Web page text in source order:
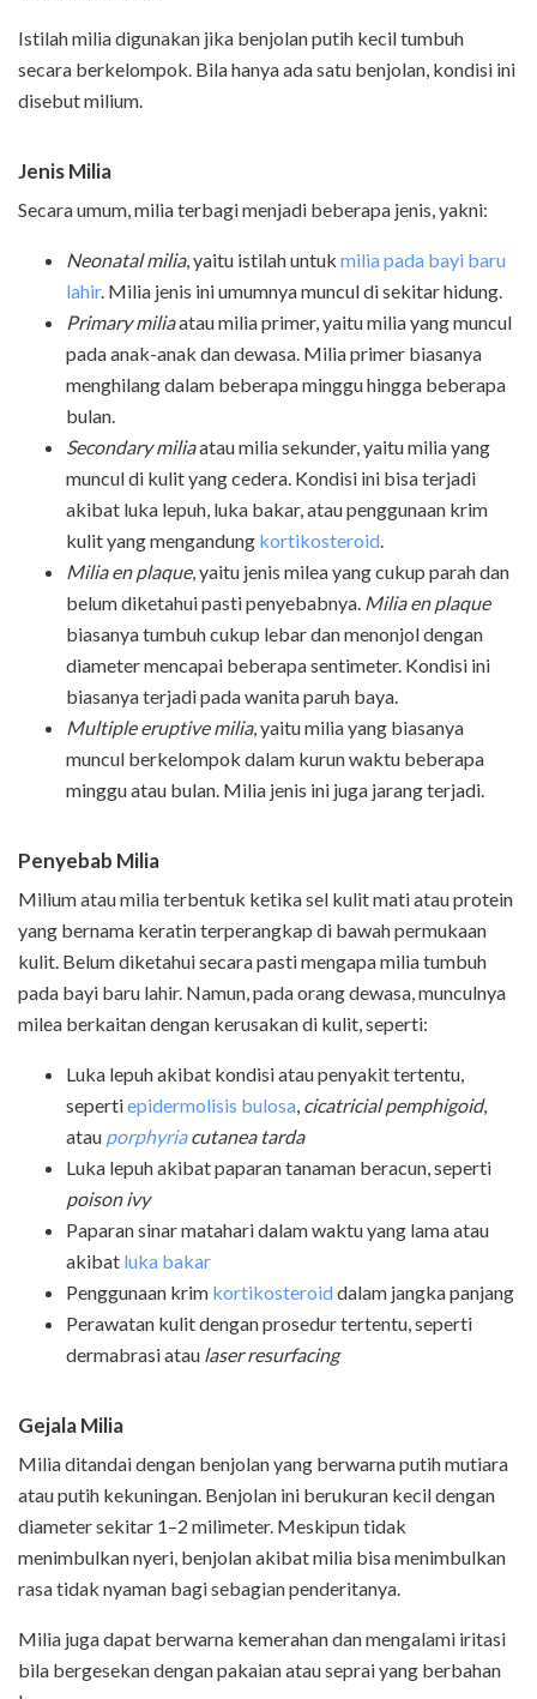
Istilah milia digunakan jika benjolan putih kecil tumbuh
secara berkelompok. Bila hanya ada satu benjolan, kondisi ini
disebut milium.
Jenis Milia
Secara umum, milia terbagi menjadi beberapa jenis, yakni:
Neonatal milia, yaitu istilah untuk milia pada bayi baru
lahir. Milia jenis ini umumnya muncul di sekitar hidung.
Primary miliaatau milia primer, yaitu milia yang muncul
pada anak-anak dan dewasa. Milia primer biasanya
menghilang dalam beberapa minggu hingga beberapa
bulan.
Secondary miliaatau milia sekunder, yaitu milia yang
muncul di kulit yang cedera. Kondisi ini bisa terjadi
akibat luka lepuh, luka bakar, atau penggunaan krim
kulit yang mengandung kortikosteroid
Milia en plaque, yaitu jenis milea yang cukup parah dan
belum diketahui pasti penyebabnya. Milia en plaque
biasanya tumbuh cukup lebar dan menonjol dengan
diameter mencapai beberapa sentimeter. Kondisi ini
biasanya terjadi pada wanita paruh baya.
Multiple eruptive milia, yaitu milia yang biasanya
muncul berkelompok dalam kurun waktu beberapa
minggu atau bulan. Milia jenis ini juga jarang terjadi.
Penyebab Milia
Milium atau milia terbentuk ketika sel kulit mati atau protein
yang bernama keratin terperangkap di bawah permukaan
kulit. Belum diketahui secara pasti mengapa milia tumbuh
pada bayi baru lahir. Namun, pada orang dewasa, munculnya
milea berkaitan dengan kerusakan di kulit, seperti:
Luka lepuh akibat kondisi atau penyakit tertentu,
sepertiepidermolisis bulosa cicatricial pemphigoid,
atau porphyriacutanea tarda
Luka lepuh akibat paparan tanaman beracun, seperti
poison ivy
Paparan sinar matahari dalam waktu yang lama atau
akibat luka bakar
Penggunaan krim kortikosteroiddalam jangka panjang
Perawatan kulit dengan prosedur tertentu, seperti
dermabrasi atau laser resurfacing
Gejala Milia
Milia ditandai dengan benjolan yang berwarna putih mutiara
atau putih kekuningan. Benjolan ini berukuran kecil dengan
diameter sekitar 1–2 milimeter. Meskipun tidak
menimbulkan nyeri, benjolan akibat milia bisa menimbulkan
rasa tidak nyaman bagi sebagian penderitanya.
Milia juga dapat berwarna kemerahan dan mengalami iritasi
bila bergesekan dengan pakaian atau seprai yang berbahan